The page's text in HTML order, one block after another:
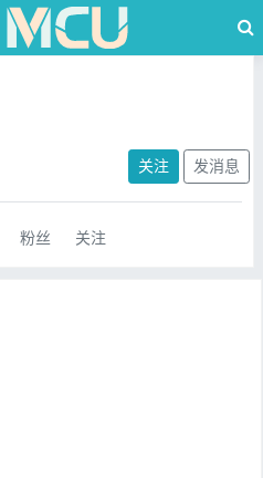
关注 发消息
粉丝 关注